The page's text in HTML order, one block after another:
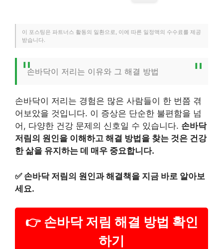
이 포스팅은 파트너스 활동의 일환으로, 이에 따른 일정액의 수수료를 제공
받습니다.
손바닥이 저리는 이유와 그 해결 방법
손바닥이 저리는 경험은 많은 사람들이 한 번쯤 겪
어보았을 것입니다. 이 증상은 단순한 불편함을 넘
어, 다양한 건강 문제의 신호일 수 있습니다. 손바닥
저림의 원인을 이해하고 해결 방법을 찾는 것은 건강
한 삶을 유지하는 데 매우 중요합니다.
✅ 손바닥 저림의 원인과 해결책을 지금 바로 알아보
세요.
👉 손바닥 저림 해결 방법 확인
하기